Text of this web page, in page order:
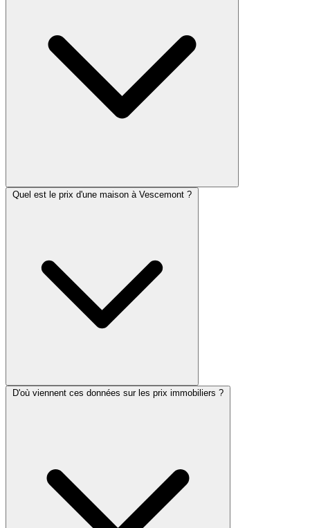
Quel est le prix d'une maison à Vescemont ?
D'où viennent ces données sur les prix immobiliers ?